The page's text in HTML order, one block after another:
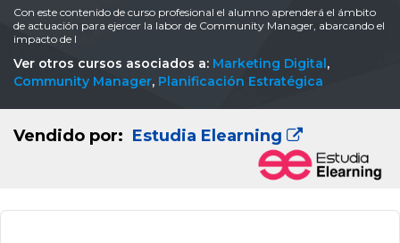
Con este contenido de curso profesional el alumno aprenderá el ámbito
de actuación para ejercer la labor de Community Manager, abarcando el
impacto de l
Ver otros cursos asociados a: Marketing Digital,
Community Manager, Planificación Estratégica
Vendido por: Estudia Elearning